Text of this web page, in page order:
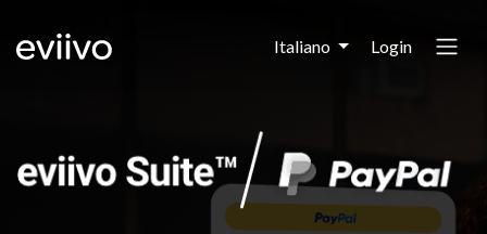
Italiano Login